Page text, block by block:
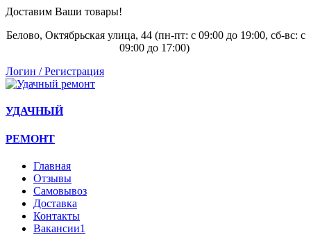
Доставим Ваши товары!
Белово, Октябрьская улица, 44 (пн-пт: с 09:00 до 19:00, сб-вс: с
09:00 до 17:00)
Логин / Регистрация
УДАЧНЫЙ
РЕМОНТ
Главная
Отзывы
Самовывоз
Доставка
Контакты
Вакансии1